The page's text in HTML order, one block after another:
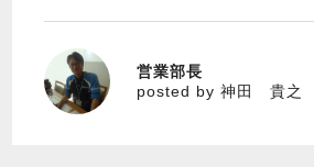
神田 貴之
営業部長
posted by 神田 貴之